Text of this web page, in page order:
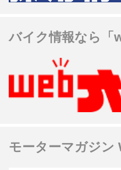
バイク情報なら「
モーターマガジン